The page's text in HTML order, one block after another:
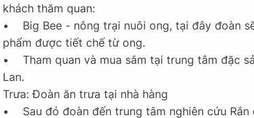
khách thăm quan:
• Big Bee - nông trại nuôi ong, tại đây đoàn
phẩm được tiết chế từ ong.
• Tham quan và mua sắm tại trung tâm đặc
Lan.
Trưa: Đoàn ăn trưa tại nhà hàng
• Sau đó đoàn đến trung tâm nghiên cứu